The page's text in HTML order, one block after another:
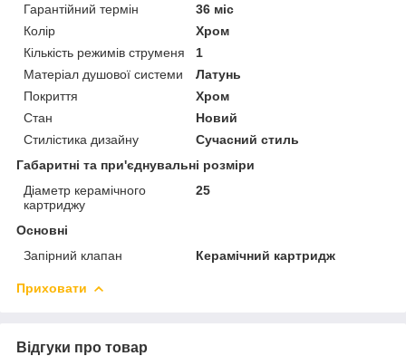
Гарантійний термін
36 міс
Колір
Хром
Кількість режимів струменя
1
Матеріал душової системи
Латунь
Покриття
Хром
Стан
Новий
Стилістика дизайну
Сучасний стиль
Габаритні та при'єднувальні розміри
Діаметр керамічного
картриджу
25
Основні
Запірний клапан
Керамічний картридж
Приховати
Відгуки про товар